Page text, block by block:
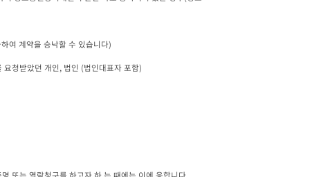
여 계약을 승낙할 수 있습니다)